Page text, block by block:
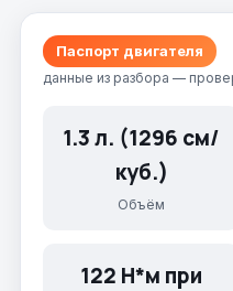
Паспорт двигателя
данные из разбора —
1.3 л. (1296 см/
куб.)
Объём
122 Н*м при